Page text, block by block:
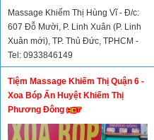
Massage Khiếm Thị Hùng Vĩ - Đ/c:
607 Đỗ Mười, P. Linh Xuân (P. Linh
Xuân mới), TP. Thủ Đức, TPHCM -
Tel: 0933846149
Tiệm Massage Khiếm Thị Quận 6 -
Xoa Bóp Ấn Huyệt Khiếm Thị
Phương Đông